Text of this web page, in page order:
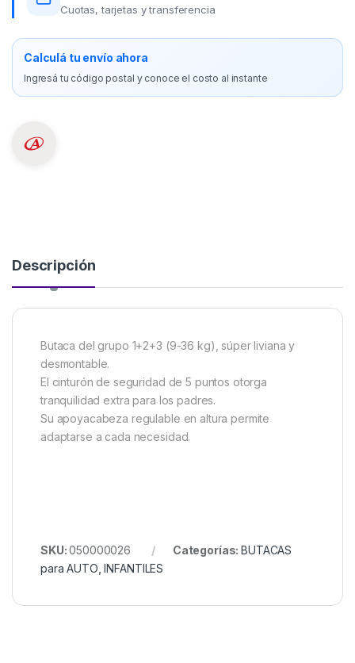
Cuotas, tarjetas y transferencia
Calculá tu envío ahora
Ingresá tu código postal y conoce el costo al instante
Descripción
Butaca del grupo 1+2+3 (9-36 kg), súper liviana y
desmontable.
El cinturón de seguridad de 5 puntos otorga
tranquilidad extra para los padres.
Su apoyacabeza regulable en altura permite
adaptarse a cada necesidad.
SKU:050000026 Categorías:BUTACAS
para AUTO ,INFANTILES